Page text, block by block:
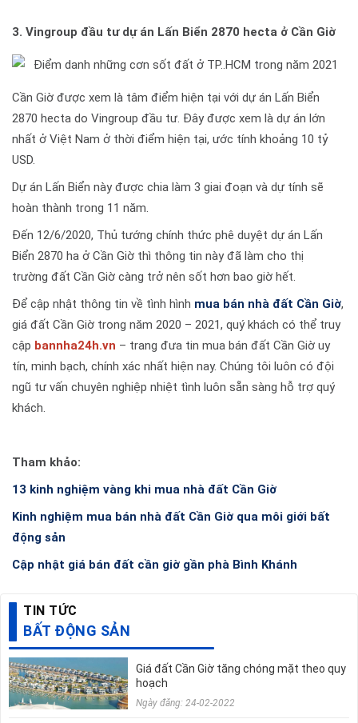
3. Vingroup đầu tư dự án Lấn Biển 2870 hecta ở Cần Giờ
Cần Giờ được xem là tâm điểm hiện tại với dự án Lấn Biển
2870 hecta do Vingroup đầu tư. Đây được xem là dự án lớn
nhất ở Việt Nam ở thời điểm hiện tại, ước tính khoảng 10 tỷ
USD.
Dự án Lấn Biển này được chia làm 3 giai đoạn và dự tính sẽ
hoàn thành trong 11 năm.
Đến 12/6/2020, Thủ tướng chính thức phê duyệt dự án Lấn
Biển 2870 ha ở Cần Giờ thì thông tin này đã làm cho thị
trường đất Cần Giờ càng trở nên sốt hơn bao giờ hết.
Để cập nhật thông tin về tình hình mua bán nhà đất Cần Giờ,
giá đất Cần Giờ trong năm 2020 – 2021, quý khách có thể truy
cập bannha24h.vn – trang đưa tin mua bán đất Cần Giờ uy
tín, minh bạch, chính xác nhất hiện nay. Chúng tôi luôn có đội
ngũ tư vấn chuyên nghiệp nhiệt tình luôn sẵn sàng hỗ trợ quý
khách.
Tham khảo:
13 kinh nghiệm vàng khi mua nhà đất Cần Giờ
Kinh nghiệm mua bán nhà đất Cần Giờ qua môi giới bất
động sản
Cập nhật giá bán đất cần giờ gần phà Bình Khánh
TIN TỨC
BẤT ĐỘNG SẢN
Giá đất Cần Giờ tăng chóng mặt theo quy
hoạch
Ngày đăng: 24-02-2022